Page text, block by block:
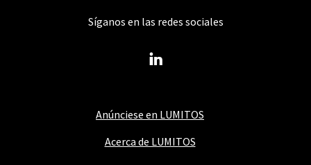
Anúnciese en LUMITOS
Acerca de LUMITOS
Síganos en las redes sociales